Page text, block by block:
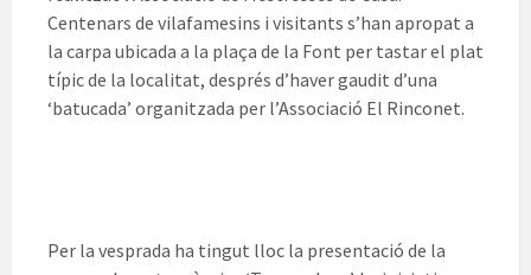
Centenars de vilafamesins i visitants s’han apropat a
la carpa ubicada a la plaça de la Font per tastar el plat
típic de la localitat, després d’haver gaudit d’una
‘batucada’ organitzada per l’Associació El Rinconet.
Per la vesprada ha tingut lloc la presentació de la